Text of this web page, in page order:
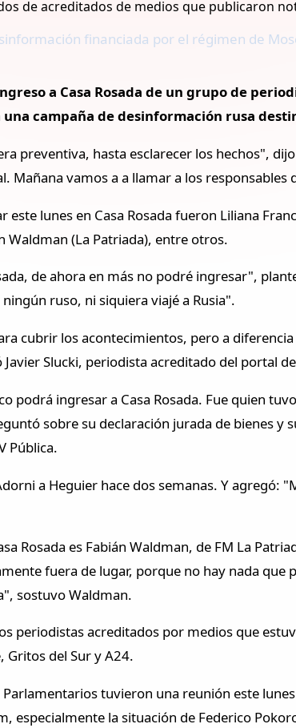
financiada por el régimen de
a Casa Rosada de un grupo de
una campaña de desinformación rusa
preventiva, hasta esclarecer los hechos",
Mañana vamos a a llamar a los
lunes en Casa Rosada fueron Liliana
Waldman (La Patriada), entre otros.
de ahora en más no podré ingresar",
ruso, ni siquiera viajé a Rusia".
cubrir los acontecimientos, pero a
Slucki, periodista acreditado del portal
podrá ingresar a Casa Rosada. Fue quien
sobre su declaración jurada de bienes y
Pública.
a Heguier hace dos semanas. Y agregó:
Rosada es Fabián Waldman, de FM La
fuera de lugar, porque no hay nada que
sostuvo Waldman.
periodistas acreditados por medios que
Gritos del Sur y A24.
tuvieron una reunión este
la situación de Federico